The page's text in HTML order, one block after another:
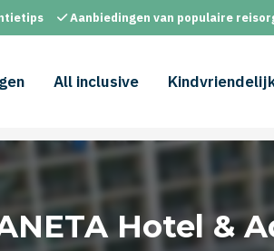
Aanbiedingen van populaire
All inclusive
Hotel &